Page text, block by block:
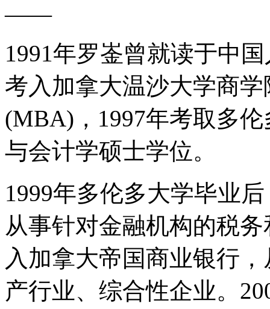
——
1991年罗崟曾就读于中
考入加拿大温沙大学商
(MBA)，1997年考取多
与会计学硕士学位。
1999年多伦多大学毕业
从事针对金融机构的税
入加拿大帝国商业银行
产行业、综合性企业。